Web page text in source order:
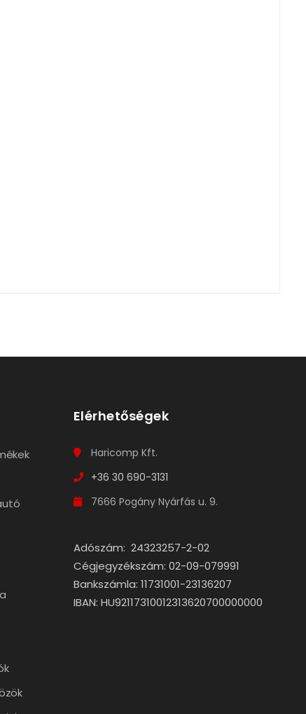
Elérhetőségek
Haricomp Kft.
+36 30 690-3131
7666 Pogány Nyárfás u. 9.
Adószám: 24323257-2-02
Cégjegyzékszám: 02-09-079991
Bankszámla: 11731001-23136207
IBAN: HU92117310012313620700000000